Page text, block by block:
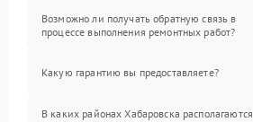
Возможно ли получать обратную связь в
процессе выполнения ремонтных работ?
Какую гарантию вы предоставляете?
В каких районах Хабаровска располагаются